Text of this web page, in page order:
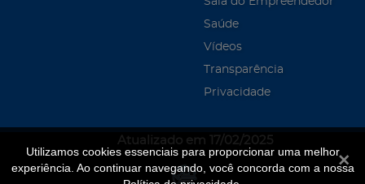
Utilizamos cookies essenciais para proporcionar uma melhor
experiência. Ao continuar navegando, você concorda com a nossa
Saúde
Vídeos
Transparência
Privacidade
Atualizado em 17/02/2025